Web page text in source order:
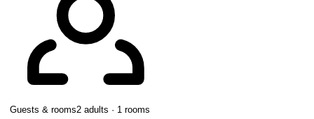
Guests & rooms2 adults · 1 rooms